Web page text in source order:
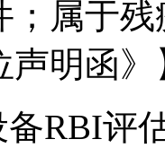
；属于
声明函》
RBI评